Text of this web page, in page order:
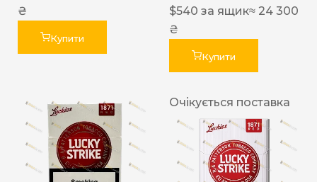
₴
Купити
$540 за ящик≈ 24 300
₴
Купити
Очікується поставка